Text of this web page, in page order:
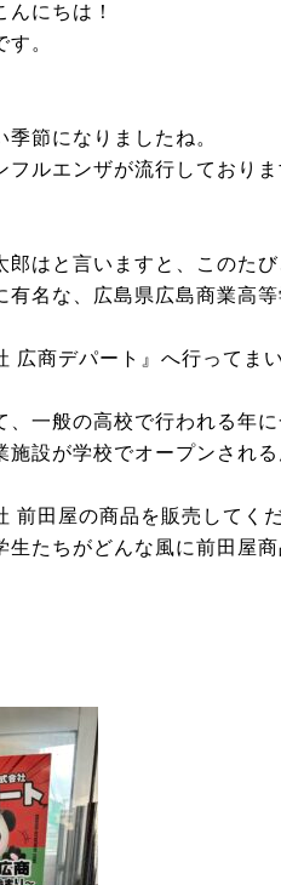
んにちは！
。
節になりましたね。
フルエンザが流行しており
郎はと言いますと、このた
有名な、広島県広島商業高等
広商デパート』へ行ってま
、一般の高校で行われる年
施設が学校でオープンされる
前田屋の商品を販売してく
生たちがどんな風に前田屋